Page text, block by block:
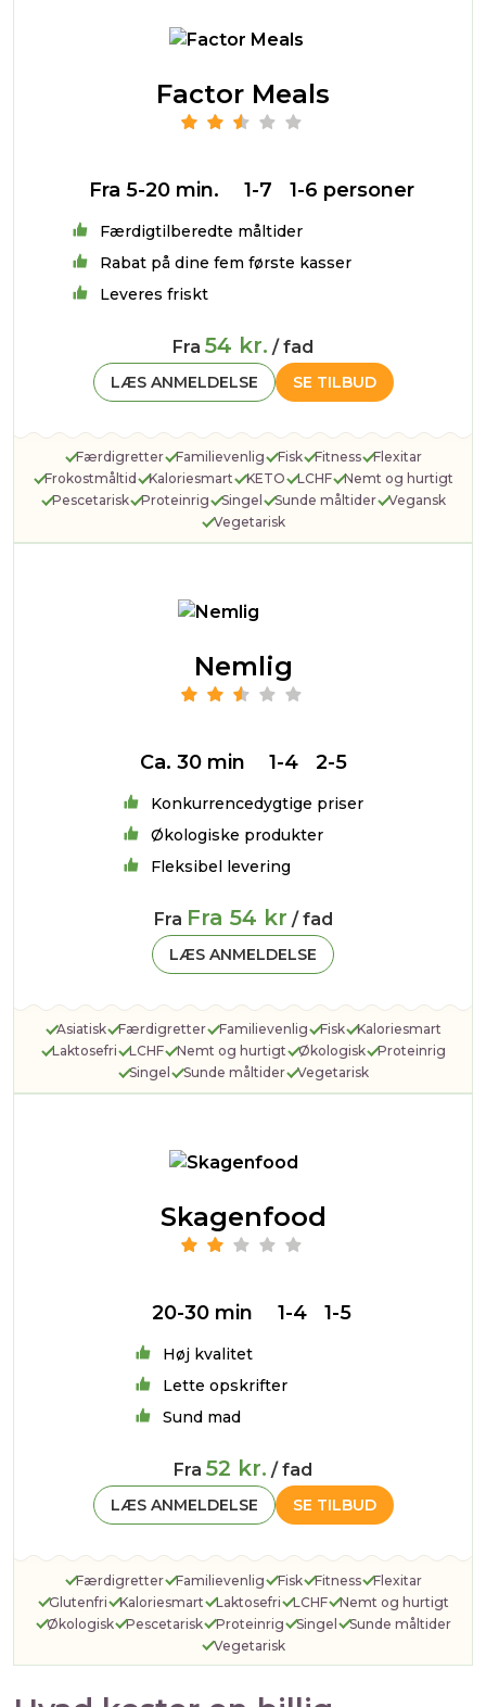
Factor Meals
Fra 5-20 min. 1-7 1-6 personer
Færdigtilberedte måltider
Rabat på dine fem første kasser
Leveres friskt
Fra 54 kr. / fad
SE TILBUD
LÆS ANMELDELSE
Færdigretter Familievenlig Fisk Fitness
Flexitar
Frokostmåltid
Kaloriesmart KETO LCHF
Nemt og hurtigt
Pescetarisk
Proteinrig Singel Sunde måltider
Vegansk
Vegetarisk
Nemlig
Ca. 30 min 1-4 2-5
Konkurrencedygtige priser
Økologiske produkter
Fleksibel levering
Fra Fra 54 kr / fad
LÆS ANMELDELSE
Asiatisk Færdigretter Familievenlig Fisk
Kaloriesmart
Laktosefri
LCHF Nemt og hurtigt Økologisk
Proteinrig
Singel
Sunde måltider Vegetarisk
Skagenfood
20-30 min 1-4 1-5
Høj kvalitet
Lette opskrifter
Sund mad
Fra 52 kr. / fad
SE TILBUD
LÆS ANMELDELSE
Færdigretter Familievenlig Fisk Fitness
Flexitar
Glutenfri
Kaloriesmart Laktosefri LCHF
Nemt og hurtigt
Økologisk
Pescetarisk Proteinrig Singel
Sunde måltider
Vegetarisk